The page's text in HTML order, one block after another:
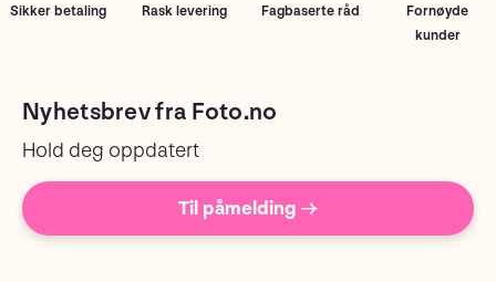
Sikker betaling Rask levering Fagbaserte råd
Fornøyde
kunder
Nyhetsbrev fra Foto.no
Hold deg oppdatert
Til påmelding →